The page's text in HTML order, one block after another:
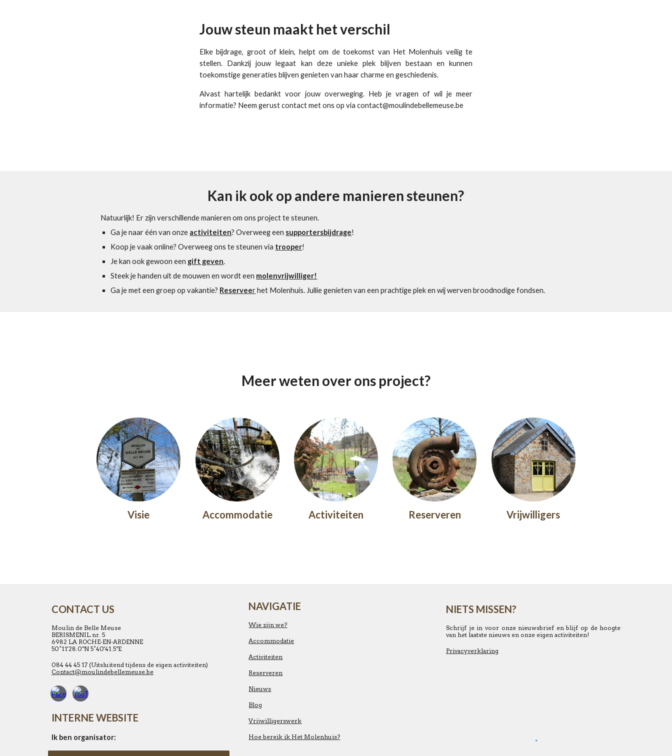
Jouw steun maakt het verschil
Elke bijdrage, groot of klein, helpt om de toekomst van Het Molenhuis veilig te
stellen. Dankzij jouw legaat kan deze unieke plek blijven bestaan en kunnen
toekomstige generaties blijven genieten van haar charme en geschiedenis.
Alvast hartelijk bedankt voor jouw overweging. Heb je vragen of wil je meer
informatie? Neem gerust contact met ons op via contact@moulindebellemeuse.be
Kan ik ook op andere manieren steunen?
Natuurlijk! Er zijn verschillende manieren om ons project te steunen.
Ga je naar één van onze activiteiten? Overweeg een supportersbijdrage!
Koop je vaak online? Overweeg ons te steunen via trooper!
Je kan ook gewoon een gift geven.
Steek je handen uit de mouwen en wordt een molenvrijwilliger!
Ga je met een groep op vakantie? Reserveerhet Molenhuis. Jullie genieten van een prachtige plek en wij werven broodnodige fondsen.
Meer weten over ons project?
Visie Accommodatie Activiteiten Reserveren Vrijwilligers
CONTACT US
Moulin de Belle Meuse
BERISMENIL nr. 5
6982 LA ROCHE-EN-ARDENNE
50°11'28.0"N 5°40'41.5"E
084 44 45 17 (Uitsluitend tijdens de eigen activiteiten)
Contact@moulindebellemeuse.be
INTERNE WEBSITE
Ik ben organisator:
NAVIGATIE
Wie zijn we?
Accommodatie
Activiteiten
Reserveren
Nieuws
Blog
Vrijwilligerswerk
Hoe bereik ik Het Molenhuis?
NIETS MISSEN?
Schrijf je in voor onze nieuwsbrief en blijf op de hoogte
van het laatste nieuws en onze eigen activiteiten!
Privacyverklaring